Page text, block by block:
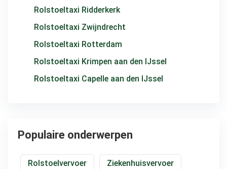
Rolstoeltaxi Ridderkerk
Rolstoeltaxi Zwijndrecht
Rolstoeltaxi Rotterdam
Rolstoeltaxi Krimpen aan den IJssel
Rolstoeltaxi Capelle aan den IJssel
Populaire onderwerpen
Rolstoelvervoer Ziekenhuisvervoer